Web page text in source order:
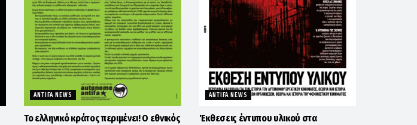
ANTIFA NEWS
Το ελληνικό κράτος περιμένει! Ο εθνικός
ANTIFA NEWS
Έκθεσεις έντυπου υλικού στα